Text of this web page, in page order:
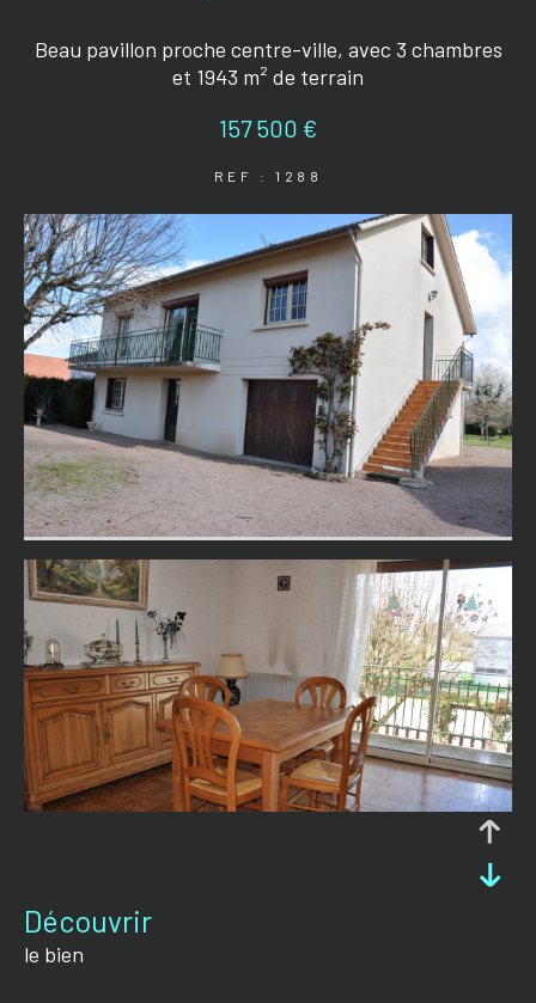
Beau pavillon proche centre-ville, avec 3 chambres
et 1943 m² de terrain
157 500 €
REF : 1288
découvrir
le bien